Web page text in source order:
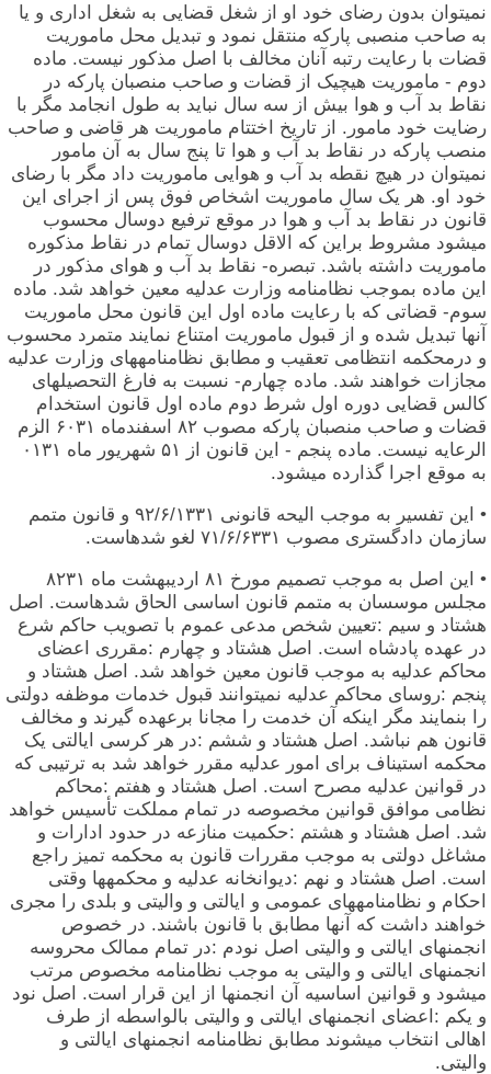
نمیتوان بدون رضای خود او از شغل قضایی به شغل اداری و یا
به صاحب منصبی پارکه منتقل نمود و تبدیل محل ماموریت
قضات با رعایت رتبه آنان مخالف با اصل مذکور نیست. ماده
دوم - ماموریت هیچیک از قضات و صاحب منصبان پارکه در
نقاط بد آب و هوا بیش از سه سال نباید به طول انجامد مگر با
رضایت خود مامور. از تاریخ اختتام ماموریت هر قاضی و صاحب
منصب پارکه در نقاط بد آب و هوا تا پنج سال به آن مامور
نمیتوان در هیچ نقطه بد آب و هوایی ماموریت داد مگر با رضای
خود او. هر یک سال ماموریت اشخاص فوق پس از اجرای این
قانون در نقاط بد آب و هوا در موقع ترفیع دوسال محسوب
میشود مشروط براین که الاقل دوسال تمام در نقاط مذکوره
ماموریت داشته باشد. تبصره- نقاط بد آب و هوای مذکور در
این ماده بموجب نظامنامه وزارت عدلیه معین خواهد شد. ماده
سوم- قضاتی که با رعایت ماده اول این قانون محل ماموریت
آنها تبدیل شده و از قبول ماموریت امتناع نمایند متمرد محسوب
و درمحکمه انتظامی تعقیب و مطابق نظامنامههای وزارت عدلیه
مجازات خواهند شد. ماده چهارم- نسبت به فارغ التحصیلهای
کالس قضایی دوره اول شرط دوم ماده اول قانون استخدام
قضات و صاحب منصبان پارکه مصوب ۸۲ اسفندماه ۶۰۳۱ الزم
الرعایه نیست. ماده پنجم - این قانون از ۵۱ شهریور ماه ۰۱۳۱
به موقع اجرا گذارده میشود.
• این تفسیر به موجب الیحه قانونی ۹۲/۶/۱۳۳۱ و قانون متمم
سازمان دادگستری مصوب ۷۱/۶/۶۳۳۱ لغو شدهاست.
• این اصل به موجب تصمیم مورخ ۸۱ اردیبهشت ماه ۸۲۳۱
مجلس موسسان به متمم قانون اساسی الحاق شدهاست. اصل
هشتاد و سیم :تعیین شخص مدعی عموم با تصویب حاکم شرع
در عهده پادشاه است. اصل هشتاد و چهارم :مقرری اعضای
محاکم عدلیه به موجب قانون معین خواهد شد. اصل هشتاد و
پنجم :روسای محاکم عدلیه نمیتوانند قبول خدمات موظفه دولتی
را بنمایند مگر اینکه آن خدمت را مجانا برعهده گیرند و مخالف
قانون هم نباشد. اصل هشتاد و ششم :در هر کرسی ایالتی یک
محکمه استیناف برای امور عدلیه مقرر خواهد شد به ترتیبی که
در قوانین عدلیه مصرح است. اصل هشتاد و هفتم :محاکم
نظامی موافق قوانین مخصوصه در تمام مملکت تأسیس خواهد
شد. اصل هشتاد و هشتم :حکمیت منازعه در حدود ادارات و
مشاغل دولتی به موجب مقررات قانون به محکمه تمیز راجع
است. اصل هشتاد و نهم :دیوانخانه عدلیه و محکمهها وقتی
احکام و نظامنامههای عمومی و ایالتی و والیتی و بلدی را مجری
خواهند داشت که آنها مطابق با قانون باشند. در خصوص
انجمنهای ایالتی و والیتی اصل نودم :در تمام ممالک محروسه
انجمنهای ایالتی و والیتی به موجب نظامنامه مخصوص مرتب
میشود و قوانین اساسیه آن انجمنها از این قرار است. اصل نود
و یکم :اعضای انجمنهای ایالتی و والیتی بالواسطه از طرف
اهالی انتخاب میشوند مطابق نظامنامه انجمنهای ایالتی و
والیتی.